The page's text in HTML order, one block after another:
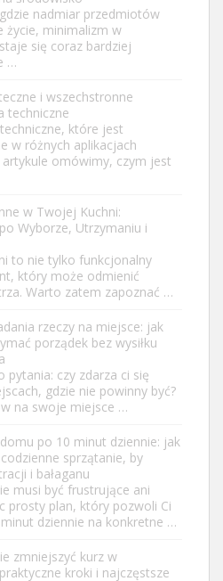
nadmiar przedmiotów
życie, minimalizm w
się coraz bardziej
…
i wszechstronne
techniczne
które jest
w różnych aplikacjach
artykule omówimy, czym jest
w Twojej Kuchni:
Wyborze, Utrzymaniu i
to nie tylko funkcjonalny
który może odmienić
Warto zatem zapoznać …
rzeczy na miejsce: jak
porządek bez wysiłku
pytania: czy zdarza ci się
gdzie nie powinny być?
na swoje miejsce …
po 10 minut dziennie: jak
sprzątanie, by
i bałaganu
musi być frustrujące ani
prosty plan, który pozwoli Ci
dziennie na konkretne …
zmniejszyć kurz w
kroki i najczęstsze